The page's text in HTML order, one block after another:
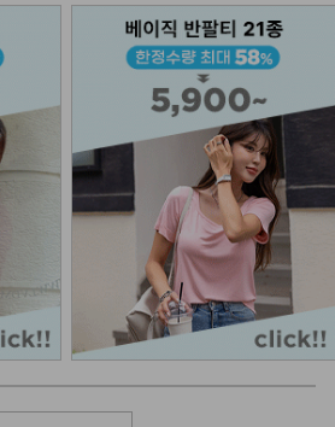
스마일 반팔티
20%
트 브이넥니트
브이 목걸이_DY